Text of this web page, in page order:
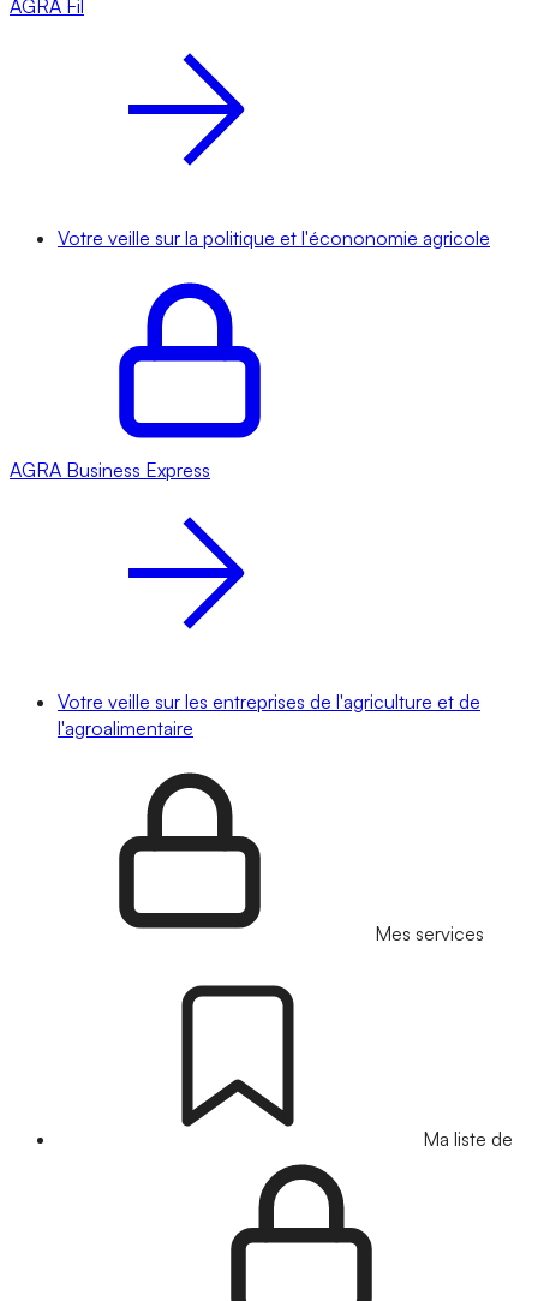
AGRA Fil
Votre veille sur la politique et l'écononomie agricole
AGRA Business Express
Votre veille sur les entreprises de l'agriculture et de
l'agroalimentaire
Mes services
Ma liste de